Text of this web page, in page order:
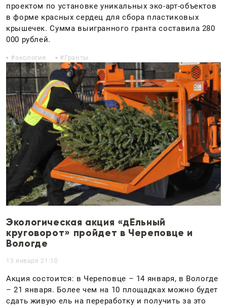
проектом по установке уникальных эко-арт-объектов
в форме красных сердец для сбора пластиковых
крышечек. Сумма выигранного гранта составила 280
000 рублей.
экология Гранты
Экологическая акция «дЕльный
круговорот» пройдет в Череповце и
Вологде
13 января 21:10
Акция состоится: в Череповце – 14 января, в Вологде
– 21 января. Более чем на 10 площадках можно будет
сдать живую ель на переработку и получить за это